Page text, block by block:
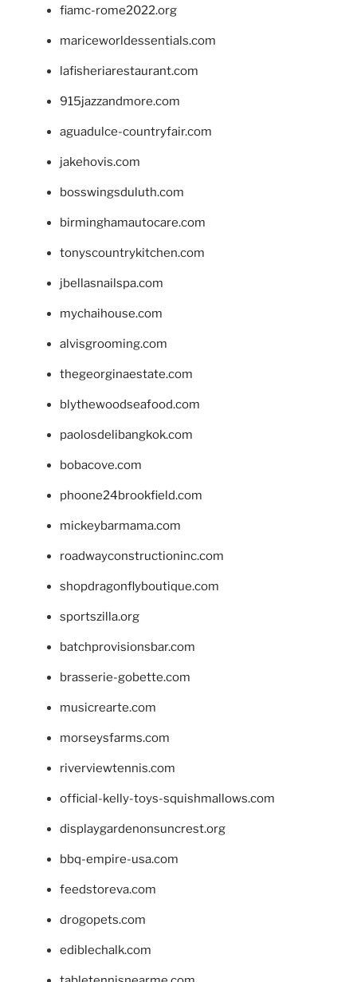
fiamc-rome2022.org
mariceworldessentials.com
lafisheriarestaurant.com
915jazzandmore.com
aguadulce-countryfair.com
jakehovis.com
bosswingsduluth.com
birminghamautocare.com
tonyscountrykitchen.com
jbellasnailspa.com
mychaihouse.com
alvisgrooming.com
thegeorginaestate.com
blythewoodseafood.com
paolosdelibangkok.com
bobacove.com
phoone24brookfield.com
mickeybarmama.com
roadwayconstructioninc.com
shopdragonflyboutique.com
sportszilla.org
batchprovisionsbar.com
brasserie-gobette.com
musicrearte.com
morseysfarms.com
riverviewtennis.com
official-kelly-toys-squishmallows.com
displaygardenonsuncrest.org
bbq-empire-usa.com
feedstoreva.com
drogopets.com
ediblechalk.com